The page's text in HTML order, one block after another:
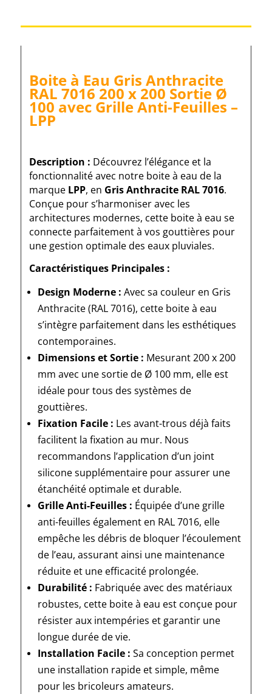
Ø
ANTI-
FEUILLES
-
Boite à Eau Gris Anthracite
RAL 7016 200 x 200 Sortie Ø
100 avec Grille Anti-Feuilles –
LPP
Description : Découvrez l’élégance et la
fonctionnalité avec notre boite à eau de la
marque LPP, en Gris Anthracite RAL 7016.
Conçue pour s’harmoniser avec les
architectures modernes, cette boite à eau se
connecte parfaitement à vos gouttières pour
une gestion optimale des eaux pluviales.
Caractéristiques Principales :
Design Moderne : Avec sa couleur en Gris
Anthracite (RAL 7016), cette boite à eau
s’intègre parfaitement dans les esthétiques
contemporaines.
Dimensions et Sortie : Mesurant 200 x 200
mm avec une sortie de Ø 100 mm, elle est
idéale pour tous des systèmes de
gouttières.
Fixation Facile : Les avant-trous déjà faits
facilitent la fixation au mur. Nous
recommandons l’application d’un joint
silicone supplémentaire pour assurer une
étanchéité optimale et durable.
Grille Anti-Feuilles : Équipée d’une grille
anti-feuilles également en RAL 7016, elle
empêche les débris de bloquer l’écoulement
de l’eau, assurant ainsi une maintenance
réduite et une efficacité prolongée.
Durabilité : Fabriquée avec des matériaux
robustes, cette boite à eau est conçue pour
résister aux intempéries et garantir une
longue durée de vie.
Installation Facile : Sa conception permet
une installation rapide et simple, même
pour les bricoleurs amateurs.